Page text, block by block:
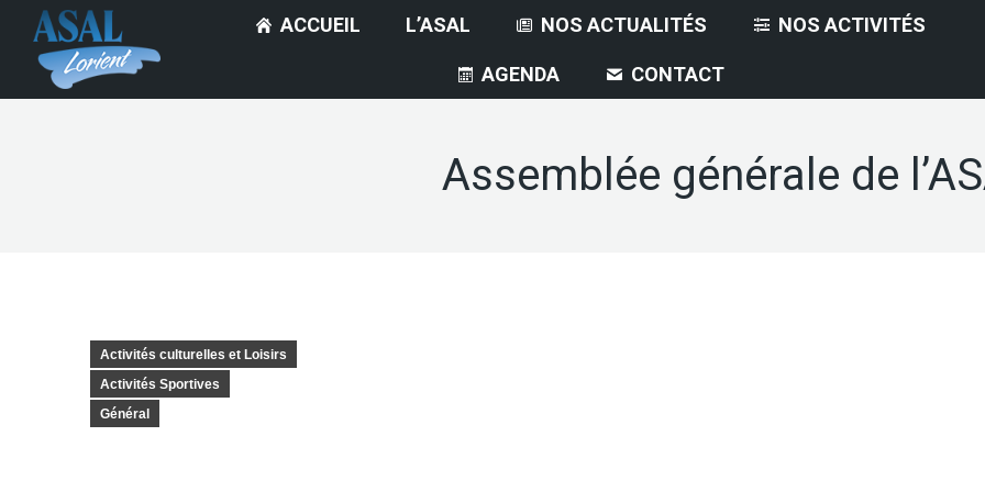
ACCUEIL L’ASAL NOS ACTUALITÉS NOS ACTIVITÉS
AGENDA CONTACT
Assemblée générale de
Activités culturelles et Loisirs
Activités Sportives
Général